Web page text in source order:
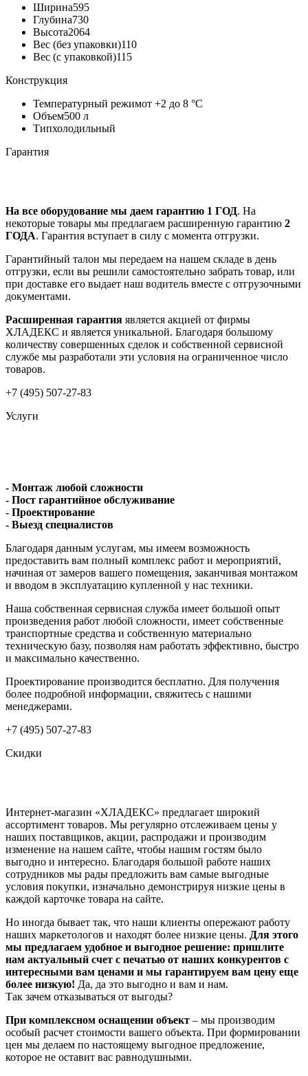
Ширина595
Глубина730
Высота2064
Вес (без упаковки)110
Вес (с упаковкой)115
Конструкция
Температурный режимот +2 до 8 °C
Объем500 л
Типхолодильный
Гарантия
На все оборудование мы даем гарантию 1 ГОД. На
некоторые товары мы предлагаем расширенную гарантию 2
ГОДА. Гарантия вступает в силу с момента отгрузки.
Гарантийный талон мы передаем на нашем складе в день
отгрузки, если вы решили самостоятельно забрать товар, или
при доставке его выдает наш водитель вместе с отгрузочными
документами.
Расширенная гарантия является акцией от фирмы
ХЛАДЕКС и является уникальной. Благодаря большому
количеству совершенных сделок и собственной сервисной
службе мы разработали эти условия на ограниченное число
товаров.
+7 (495) 507-27-83
Услуги
- Монтаж любой сложности
- Пост гарантийное обслуживание
- Проектирование
- Выезд специалистов
Благодаря данным услугам, мы имеем возможность
предоставить вам полный комплекс работ и мероприятий,
начиная от замеров вашего помещения, заканчивая монтажом
и вводом в эксплуатацию купленной у нас техники.
Наша собственная сервисная служба имеет большой опыт
произведения работ любой сложности, имеет собственные
транспортные средства и собственную материально
техническую базу, позволяя нам работать эффективно, быстро
и максимально качественно.
Проектирование производится бесплатно. Для получения
более подробной информации, свяжитесь с нашими
менеджерами.
+7 (495) 507-27-83
Скидки
Интернет-магазин «ХЛАДЕКС» предлагает широкий
ассортимент товаров. Мы регулярно отслеживаем цены у
наших поставщиков, акции, распродажи и производим
изменение на нашем сайте, чтобы нашим гостям было
выгодно и интересно. Благодаря большой работе наших
сотрудников мы рады предложить вам самые выгодные
условия покупки, изначально демонстрируя низкие цены в
каждой карточке товара на сайте.
Но иногда бывает так, что наши клиенты опережают работу
наших маркетологов и находят более низкие цены. Для этого
мы предлагаем удобное и выгодное решение: пришлите
нам актуальный счет с печатью от наших конкурентов с
интересными вам ценами и мы гарантируем вам цену еще
более низкую! Да, да это выгодно и вам и нам.
Так зачем отказываться от выгоды?
При комплексном оснащении объект – мы производим
особый расчет стоимости вашего объекта. При формировании
цен мы делаем по настоящему выгодное предложение,
которое не оставит вас равнодушными.